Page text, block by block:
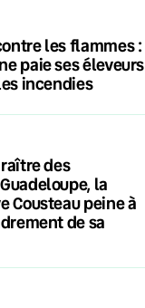
les flammes :
paie ses éleveurs
incendies
des
la
Cousteau peine à
de sa